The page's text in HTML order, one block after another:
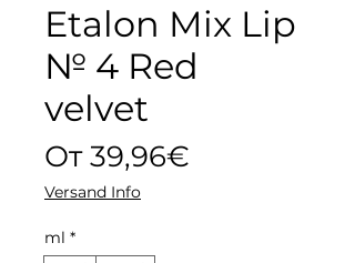
Etalon Mix Lip
№ 4 Red
velvet
От39,96€
Versand Info
ml *